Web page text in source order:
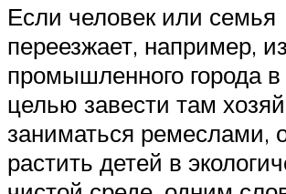
Если человек или семья
переезжает, например,
промышленного города
целью завести там
заниматься ремеслами,
растить детей в